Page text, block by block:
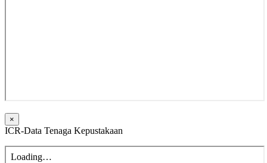
×
ICR-Data Tenaga Kepustakaan